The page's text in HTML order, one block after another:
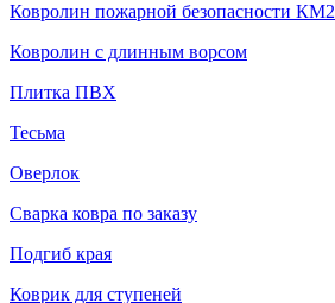
Ковролин пожарной безопасности КМ2
Ковролин с длинным ворсом
Плитка ПВХ
Тесьма
Оверлок
Сварка ковра по заказу
Подгиб края
Коврик для ступеней